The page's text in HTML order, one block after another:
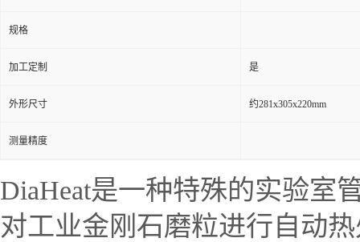
规格
加工定制 是
外形尺寸 约281x305x220mm
测量精度
DiaHeat是一种特殊的实验室
对工业金刚石磨粒进行自动